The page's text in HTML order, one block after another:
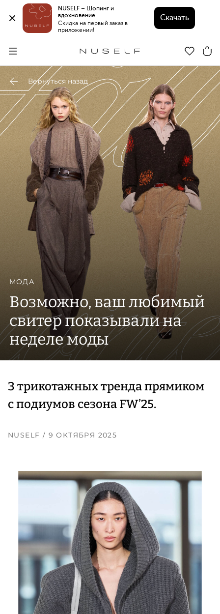
NUSELF – Шопинг и
вдохновение
Скидка на первый заказ в
приложении!
Скачать
Вернуться назад
МОДА
Возможно, ваш любимый
свитер показывали на
неделе моды
3 трикотажных тренда прямиком
с подиумов сезона FW’25.
NUSELF / 9 ОКТЯБРЯ 2025